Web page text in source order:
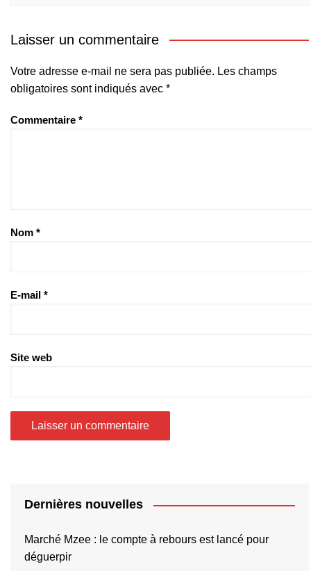
Laisser un commentaire
Votre adresse e-mail ne sera pas publiée. Les champs
obligatoires sont indiqués avec *
Commentaire *
Nom *
E-mail *
Site web
Dernières nouvelles
Marché Mzee : le compte à rebours est lancé pour
déguerpir